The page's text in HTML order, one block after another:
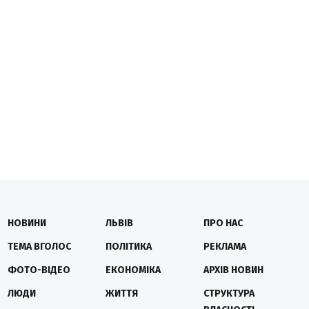
НОВИНИ
ТЕМА ВГОЛОС
ФОТО-ВІДЕО
ЛЮДИ
ЛЬВІВ
ПОЛІТИКА
ЕКОНОМІКА
ЖИТТЯ
ПРО НАС
РЕКЛАМА
АРХІВ НОВИН
СТРУКТУРА